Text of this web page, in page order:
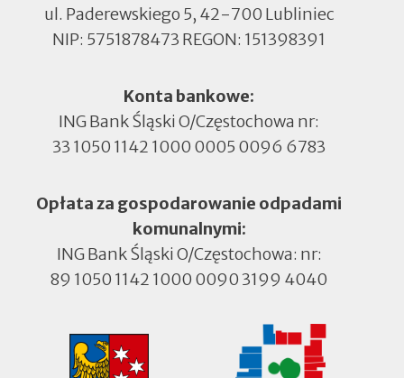
ul. Paderewskiego 5, 42-700 Lubliniec
NIP: 5751878473 REGON: 151398391
Konta bankowe:
ING Bank Śląski O/Częstochowa nr:
33 1050 1142 1000 0005 0096 6783
Opłata za gospodarowanie odpadami
komunalnymi:
ING Bank Śląski O/Częstochowa: nr:
89 1050 1142 1000 0090 3199 4040